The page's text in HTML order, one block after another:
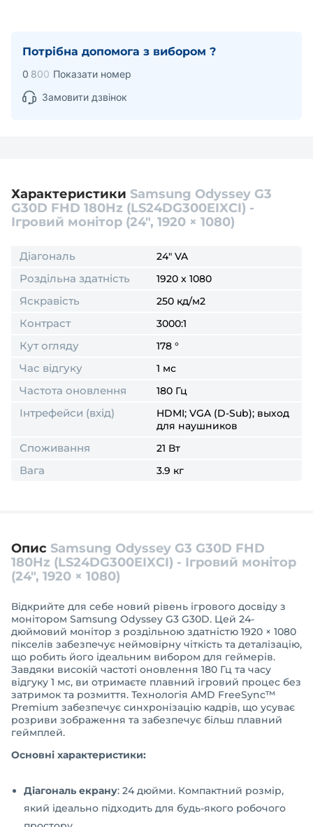
Потрібна допомога з вибором ?
0 800 Показати номер
Замовити дзвінок
Характеристики Samsung Odyssey G3
G30D FHD 180Hz (LS24DG300EIXCI) -
Ігровий монітор (24″, 1920 × 1080)
Діагональ 24" VA
Роздільна здатність 1920 x 1080
Яскравість 250 кд/м2
Контраст 3000:1
Кут огляду 178 °
Час відгуку 1 мс
Частота оновлення 180 Гц
Інтрефейси (вхід)
HDMI; VGA (D-Sub); выход
для наушников
Споживання 21 Вт
Вага 3.9 кг
Опис Samsung Odyssey G3 G30D FHD
180Hz (LS24DG300EIXCI) - Ігровий монітор
(24″, 1920 × 1080)
Відкрийте для себе новий рівень ігрового досвіду з
монітором Samsung Odyssey G3 G30D. Цей 24-
дюймовий монітор з роздільною здатністю 1920 × 1080
пікселів забезпечує неймовірну чіткість та деталізацію,
що робить його ідеальним вибором для геймерів.
Завдяки високій частоті оновлення 180 Гц та часу
відгуку 1 мс, ви отримаєте плавний ігровий процес без
затримок та розмиття. Технологія AMD FreeSync™
Premium забезпечує синхронізацію кадрів, що усуває
розриви зображення та забезпечує більш плавний
геймплей.
Основні характеристики:
Діагональ екрану: 24 дюйми. Компактний розмір,
який ідеально підходить для будь-якого робочого